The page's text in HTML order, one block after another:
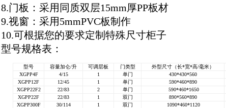
8.门板：采用同质双层15mm厚PP板材
9.视窗：采用5mmPVC板制作
10.可根据您的要求定制特殊尺寸柜子
型号规格表：
型号 容量加仑/升 可调层板 门类型 外型尺寸（长*宽*高/毫米）
XGPP4F
4/15 1 单门 430*430*560
XGPP12F
12/45 1 单门 590*460*890
XGPP22F2
22/83 2 单门 590*460*1650
XGPP22F
22/83 1 双门 890*560*890
XGPP300F
30/114 1 双门 1090*460*1120